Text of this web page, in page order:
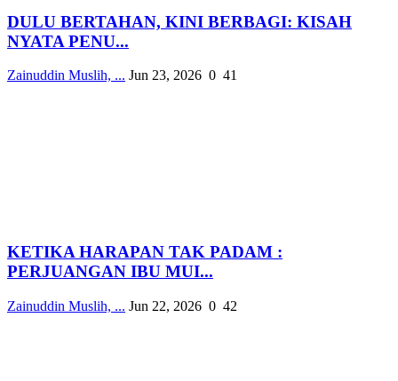
DULU BERTAHAN, KINI BERBAGI: KISAH
NYATA PENU...
Zainuddin Muslih, ... Jun 23, 2026 0 41
KETIKA HARAPAN TAK PADAM :
PERJUANGAN IBU MUI...
Zainuddin Muslih, ... Jun 22, 2026 0 42